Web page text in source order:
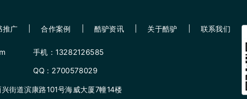
街道滨康路101号海威大厦7幢14楼
手机：13282126585
QQ：2700578029
推广 合作案例 酷驴资讯 关于酷驴 联系我们